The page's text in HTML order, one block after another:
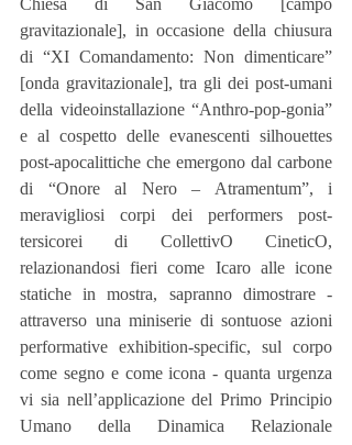
Chiesa di San Giacomo [campo
gravitazionale], in occasione della chiusura
di “XI Comandamento: Non dimenticare”
[onda gravitazionale], tra gli dei post-umani
della videoinstallazione “Anthro-pop-gonia”
e al cospetto delle evanescenti silhouettes
post-apocalittiche che emergono dal carbone
di “Onore al Nero – Atramentum”, i
meravigliosi corpi dei performers post-
tersicorei di CollettivO CineticO,
relazionandosi fieri come Icaro alle icone
statiche in mostra, sapranno dimostrare -
attraverso una miniserie di sontuose azioni
performative exhibition-specific, sul corpo
come segno e come icona - quanta urgenza
vi sia nell’applicazione del Primo Principio
Umano della Dinamica Relazionale